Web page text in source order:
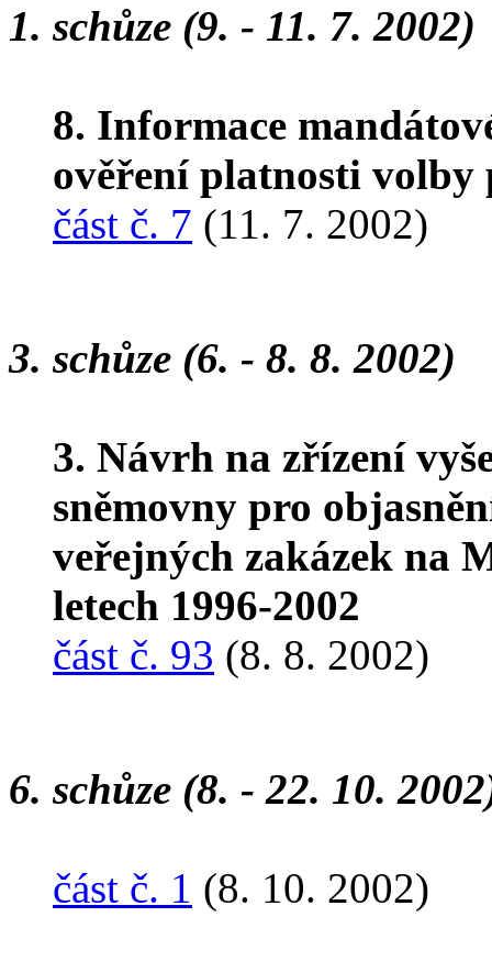
1. schůze (9. - 11. 7. 2002)
8. Informace
ověření platnosti volby
část č. 7 (11. 7. 2002)
3. schůze (6. - 8. 8. 2002)
3. Návrh na zřízení
sněmovny pro
veřejných zakázek na
letech 1996-2002
část č. 93 (8. 8. 2002)
6. schůze (8. - 22. 10.
část č. 1 (8. 10. 2002)